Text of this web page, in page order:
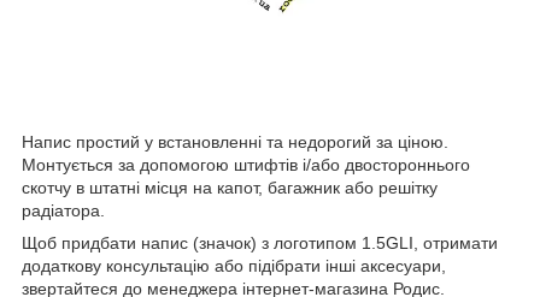
Напис простий у встановленні та недорогий за ціною.
Монтується за допомогою штифтів і/або двостороннього
скотчу в штатні місця на капот, багажник або решітку
радіатора.
Щоб придбати напис (значок) з логотипом 1.5GLI, отримати
додаткову консультацію або підібрати інші аксесуари,
звертайтеся до менеджера інтернет-магазина Родис.